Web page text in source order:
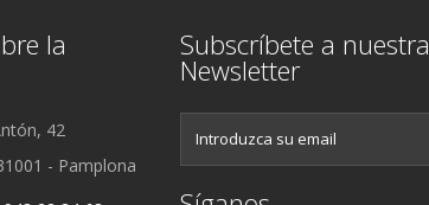
la
42
- Pamplona
Subscríbete a nuestra
Newsletter